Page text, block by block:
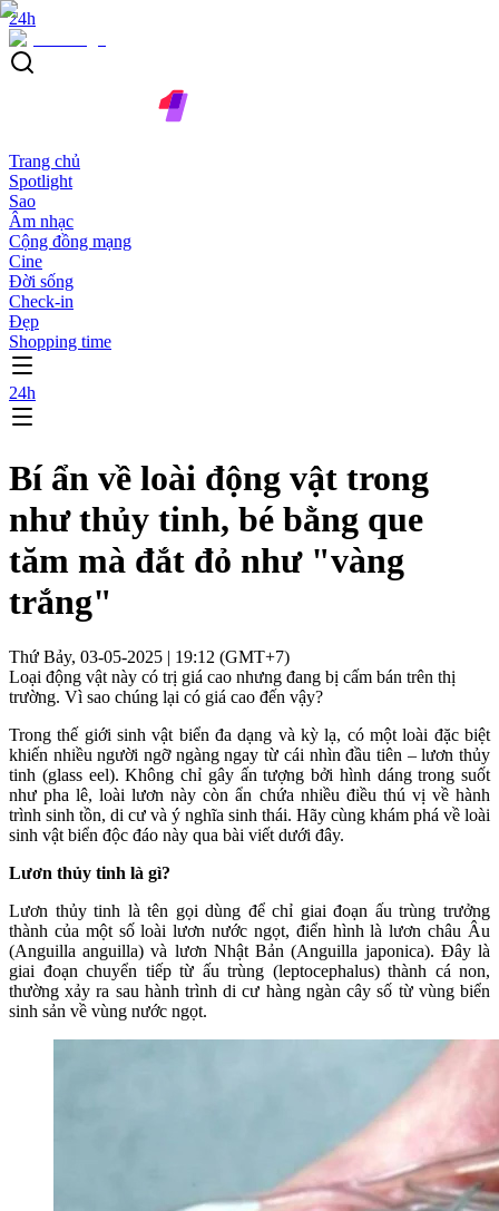
24h
Trang chủ
Spotlight
Sao
Âm nhạc
Cộng đồng mạng
Cine
Đời sống
Check-in
Đẹp
Shopping time
24h
Bí ẩn về loài động vật trong
như thủy tinh, bé bằng que
tăm mà đắt đỏ như "vàng
trắng"
Thứ Bảy, 03-05-2025 | 19:12 (GMT+7)
Loại động vật này có trị giá cao nhưng đang bị cấm bán trên thị
trường. Vì sao chúng lại có giá cao đến vậy?
Trong thế giới sinh vật biển đa dạng và kỳ lạ, có một loài đặc biệt
khiến nhiều người ngỡ ngàng ngay từ cái nhìn đầu tiên – lươn thủy
tinh (glass eel). Không chỉ gây ấn tượng bởi hình dáng trong suốt
như pha lê, loài lươn này còn ẩn chứa nhiều điều thú vị về hành
trình sinh tồn, di cư và ý nghĩa sinh thái. Hãy cùng khám phá về loài
sinh vật biển độc đáo này qua bài viết dưới đây.
Lươn thủy tinh là gì?
Lươn thủy tinh là tên gọi dùng để chỉ giai đoạn ấu trùng trưởng
thành của một số loài lươn nước ngọt, điển hình là lươn châu Âu
(Anguilla anguilla) và lươn Nhật Bản (Anguilla japonica). Đây là
giai đoạn chuyển tiếp từ ấu trùng (leptocephalus) thành cá non,
thường xảy ra sau hành trình di cư hàng ngàn cây số từ vùng biển
sinh sản về vùng nước ngọt.